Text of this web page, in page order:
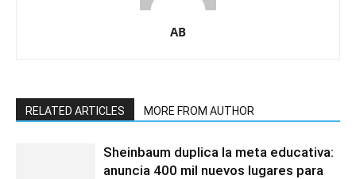
AB
RELATED ARTICLES MORE FROM AUTHOR
Sheinbaum duplica la meta educativa:
anuncia 400 mil nuevos lugares para